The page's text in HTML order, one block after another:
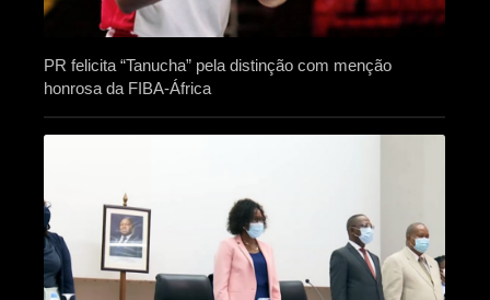
PR felicita “Tanucha” pela distinção com menção
honrosa da FIBA-África